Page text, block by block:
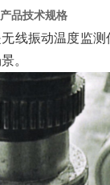
品技术规格
线振动温度监
。